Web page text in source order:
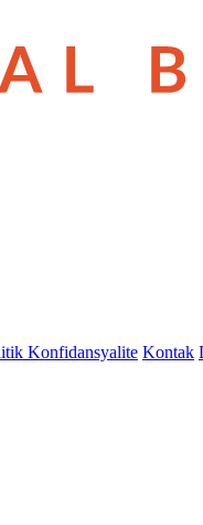
Konfidansyalite Kontak